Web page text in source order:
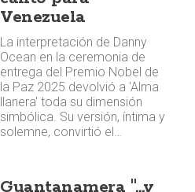
Venezuela
La interpretación de Danny
Ocean en la ceremonia de
entrega del Premio Nobel de
la Paz 2025 devolvió a 'Alma
llanera' toda su dimensión
simbólica. Su versión, íntima y
solemne, convirtió el…
Guantanamera "...y